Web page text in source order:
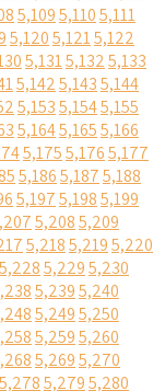
5,1095,1105,111
5,1205,1215,122
5,1315,1325,133
5,1425,1435,144
5,1535,1545,155
5,1645,1655,166
5,1755,1765,177
5,1865,1875,188
5,1975,1985,199
5,2085,209
5,2185,2195,220
5,2285,2295,230
5,2395,240
5,2495,250
5,2595,260
5,2695,270
5,2785,2795,280